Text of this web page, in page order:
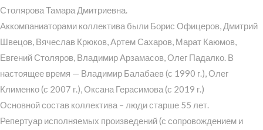
Столярова Тамара Дмитриевна.
Аккомпаниаторами коллектива были Борис Офицеров, Дмитрий
Швецов, Вячеслав Крюков, Артем Сахаров, Марат Каюмов,
Евгений Столяров, Владимир Арзамасов, Олег Падалко. В
настоящее время — Владимир Балабаев (с 1990 г.), Олег
Клименко (с 2007 г.), Оксана Герасимова (с 2019 г.)
Основной состав коллектива – люди старше 55 лет.
Репертуар исполняемых произведений (с сопровождением и